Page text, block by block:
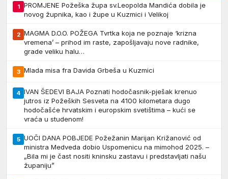
1
PROMJENE Požeška župa sv.Leopolda Mandića dobila je
novog župnika, kao i župe u Kuzmici i Velikoj
2 MAGMA D.O.O. POŽEGA Tvrtka koja ne poznaje ‘krizna
vremena’ – prihod im raste, zapošljavaju nove radnike,
grade veliku halu…
3 Mlada misa fra Davida Grbeša u Kuzmici
4 IVAN ŠEDEVI BAJA Poznati hodočasnik-pješak krenuo
jutros iz Požeških Sesveta na 4100 kilometara dugo
hodočašće hrvatskim i europskim svetištima – kući se
vraća u studenom!
5 UOČI DANA POBJEDE Požežanin Marijan Križanović od
ministra Medveda dobio Uspomenicu na mimohod 2025. –
„Bila mi je čast nositi kninsku zastavu i predstavljati našu
županiju”